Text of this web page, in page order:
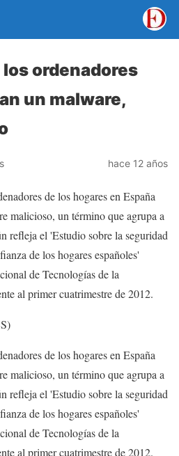
los ordenadores
un malware,
hace 12 años
de los hogares en España
malicioso, un término que agrupa a
refleja el 'Estudio sobre la seguridad
de los hogares españoles'
de Tecnologías de la
al primer cuatrimestre de 2012.
de los hogares en España
malicioso, un término que agrupa a
refleja el 'Estudio sobre la seguridad
de los hogares españoles'
de Tecnologías de la
al primer cuatrimestre de 2012.